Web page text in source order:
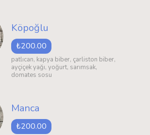
Köpoğlu
₺200.00
patlıcan, kapya biber, çarliston biber,
ayçiçek yağı, yoğurt, sarımsak,
domates sosu
Manca
₺200.00